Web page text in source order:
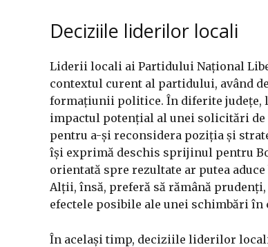
Deciziile liderilor locali
Liderii locali ai Partidului Național
contextul curent al partidului, având
formațiunii politice. În diferite județe,
impactul potențial al unei solicitări
pentru a-și reconsidera poziția și
își exprimă deschis sprijinul pentru
orientată spre rezultate ar putea
Alții, însă, preferă să rămână
efectele posibile ale unei schimbări în
În același timp, deciziile liderilor